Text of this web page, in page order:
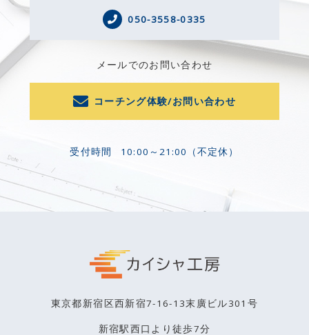
050-3558-0335
メールでのお問い合わせ
コーチング体験/お問い合わせ
受付時間 10:00～21:00（不定休）
東京都新宿区西新宿7-16-13末廣ビル301号
新宿駅西口より徒歩7分